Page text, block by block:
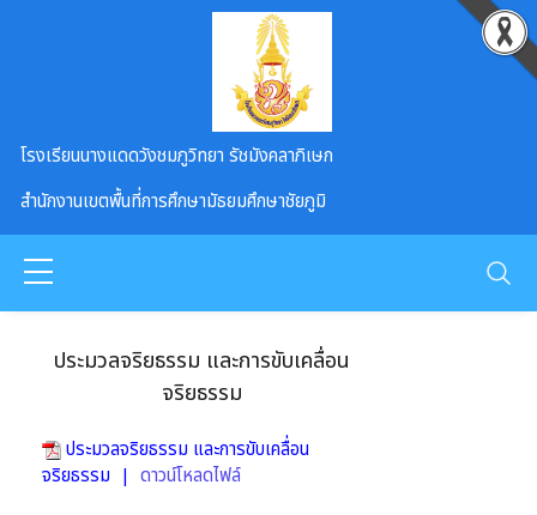
โรงเรียนนางแดดวังชมภูวิทยา รัชมังคลาภิเษก
สำนักงานเขตพื้นที่การศึกษามัธยมศึกษาชัยภูมิ
ประมวลจริยธรรม และการขับเคลื่อน
จริยธรรม
ประมวลจริยธรรม และการขับเคลื่อน
จริยธรรม | ดาวน์โหลดไฟล์